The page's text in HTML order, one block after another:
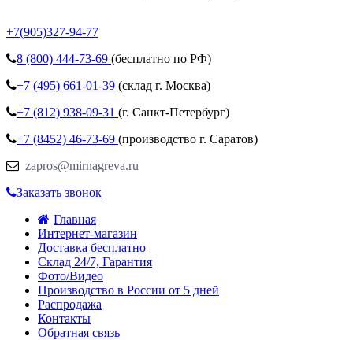
+7(905)327-94-77
8 (800) 444-73-69 (бесплатно по РФ)
+7 (495) 661-01-39 (склад г. Москва)
+7 (812) 938-09-31 (г. Санкт-Петербург)
+7 (8452) 46-73-69 (производство г. Саратов)
zapros@mirnagreva.ru
Заказать звонок
Главная
Интернет-магазин
Доставка бесплатно
Склад 24/7, Гарантия
Фото/Видео
Производство в России от 5 дней
Распродажа
Контакты
Обратная связь